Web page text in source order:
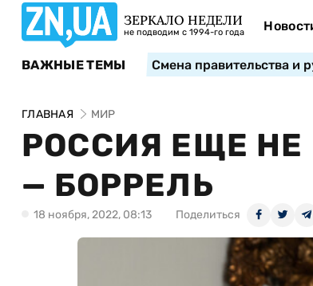
ЗЕРКАЛО НЕДЕЛИ
не подводим с 1994-го года
ВАЖНЫЕ ТЕМЫ Смена правительства и
ГЛАВНАЯ МИР
РОССИЯ ЕЩЕ НЕ
— БОРРЕЛЬ
18 ноября, 2022, 08:13 Поделиться